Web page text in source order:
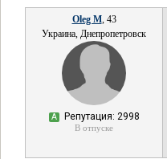
Oleg M, 43
Украина, Днепропетровск
А Репутация: 2998
В отпуске